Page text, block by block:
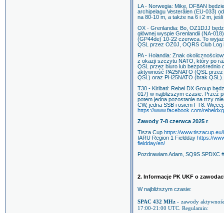
LA - Norwegia: Mike, DF8AN
archipelagu Vesterålen (EU-033)
na 80-10 m, a także na 6 i 2 m,
OX - Grenlandia: Bo, OZ1DJJ
głównej wyspie Grenlandii (NA-
(GP44de) 10-22 czerwca. To
QSL przez OZ0J, OQRS Club
PA - Holandia: Znak
z okazji szczytu NATO, który po
QSL przez biuro lub bezpośrednio
aktywność PA25NATO (QSL
QSL) oraz PH25NATO (brak
T30 - Kiribati: Rebel DX Group
017) w najbliższym czasie. Przez
potem jedna pozostanie na trzy
CW, jedna SSB i osiem FT8.
https://www.facebook.com/
Zawody 7-8 czerwca 2025 r.
Tisza Cup https://
IARU Region 1 Fieldday https://
fieldday/en/
Pozdrawiam Adam, SQ9S SPDXC
2. Informacje PK UKF o
W najbliższym czasie:
SPAC 432 MHz- zawody
17:00-21:00 UTC. Regulamin: